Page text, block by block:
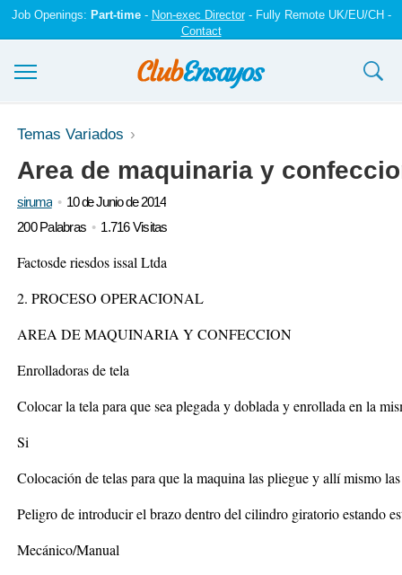
Job Openings: Part-time- Non-exec Director- Fully Remote UK/EU/CH -
Contact
Ensayos y trabajos
Registrarse
Iniciar sesión
Temas Variados
Area de maquinaria y
siruma
10 de Junio de 2014
200 Palabras
1.716 Visitas
Factosde riesdos issal Ltda
2. PROCESO OPERACIONAL
AREA DE MAQUINARIA Y CONFECCION
Enrolladoras de tela
Colocar la tela para que sea plegada y doblada y enrollada en la
Si
Colocación de telas para que la maquina las pliegue y allí mismo
Peligro de introducir el brazo dentro del cilindro giratorio estando
Mecánico/Manual